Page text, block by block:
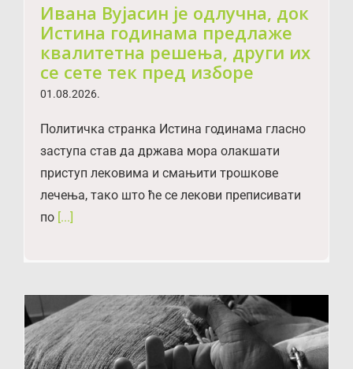
Ивана Вујасин је одлучна, док
Истина годинама предлаже
квалитетна решења, други их
се сете тек пред изборе
01.08.2026.
Политичка странка Истина годинама гласно
заступа став да држава мора олакшати
приступ лековима и смањити трошкове
лечења, тако што ће се лекови преписивати
по [...]